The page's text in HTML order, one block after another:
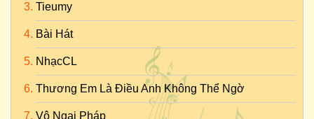
Tieumy
Bài Hát
NhạcCL
Thương Em Là Điều Anh Không Thể Ngờ
Vô Ngại Pháp